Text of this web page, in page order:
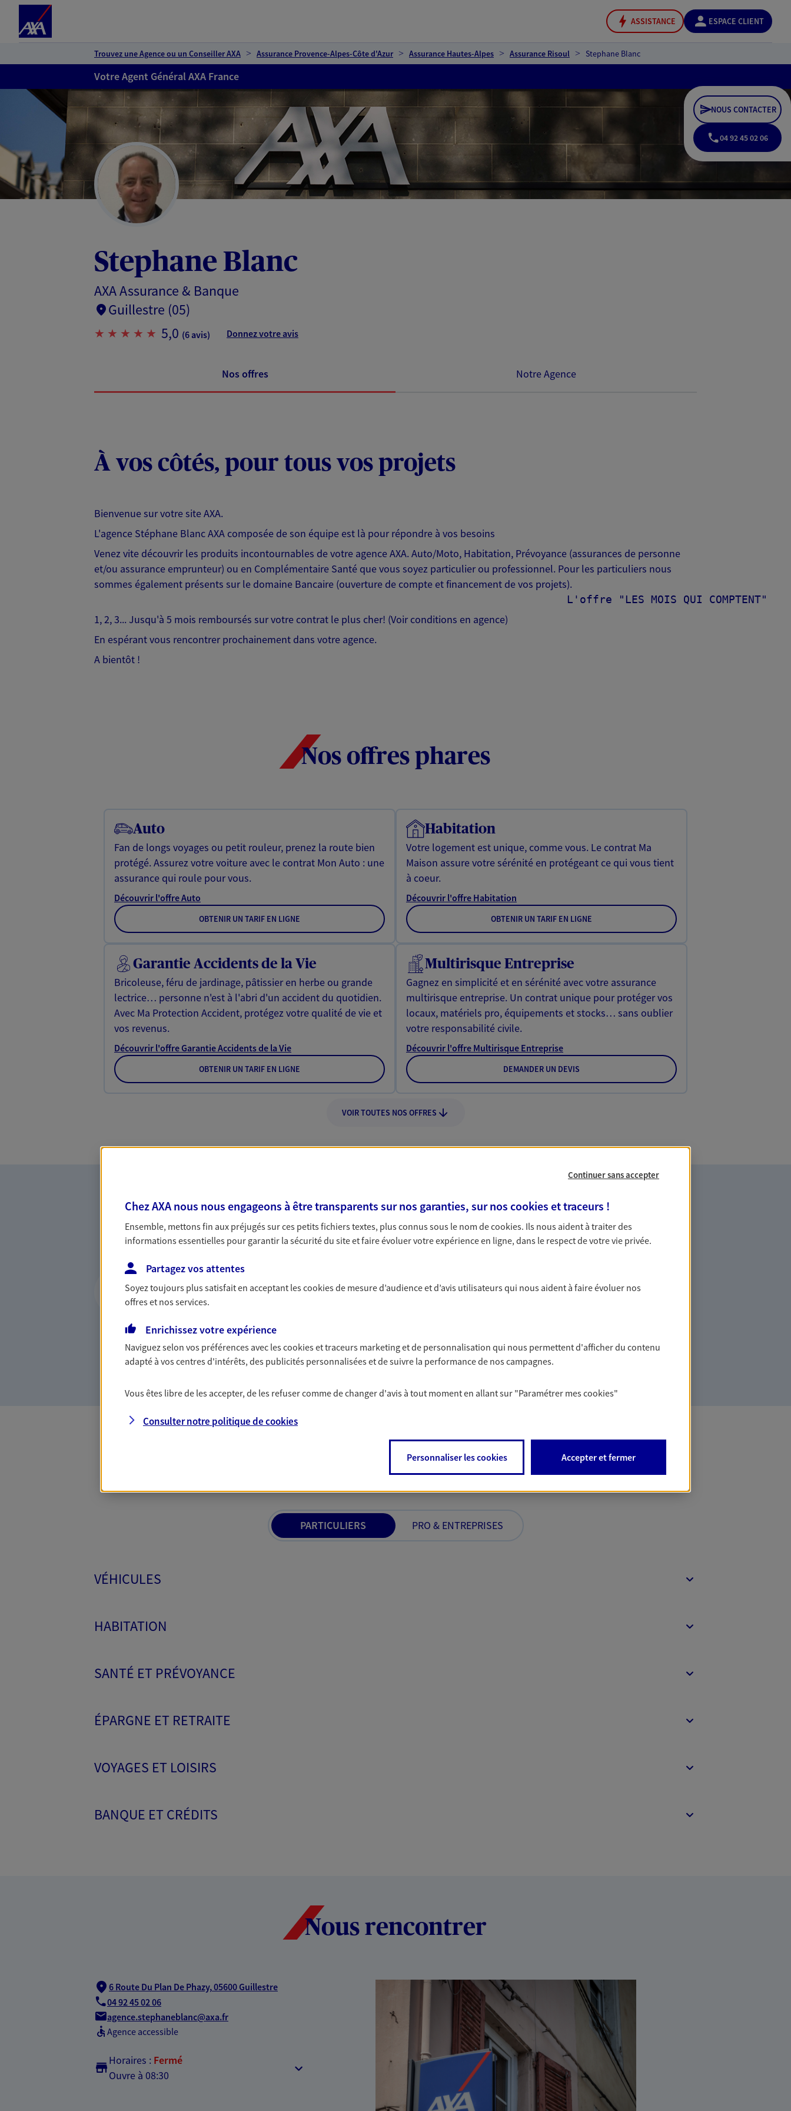
ASSISTANCE ESPACE CLIENT
Trouvez une Agence ou un Conseiller AXA Assurance Provence-Alpes-Côte d'Azur Assurance Hautes-Alpes Assurance Risoul Stephane Blanc
Votre Agent Général AXA France
Stephane Blanc
AXA Assurance & Banque
Guillestre (05)
5,0 (6 avis) Donnez votre avis
NOUS CONTACTER
04 92 45 02 06
Nos offres Notre Agence
À vos côtés, pour tous vos projets
Bienvenue sur votre site AXA.
L'agence Stéphane Blanc AXA composée de son équipe est là pour répondre à vos besoins
Venez vite découvrir les produits incontournables de votre agence AXA. Auto/Moto, Habitation, Prévoyance (assurances de personne
et/ou assurance emprunteur) ou en Complémentaire Santé que vous soyez particulier ou professionnel. Pour les particuliers nous
sommes également présents sur le domaine Bancaire (ouverture de compte et financement de vos projets).
1, 2, 3... Jusqu'à 5 mois remboursés sur votre contrat le plus cher! (Voir conditions en agence)
En espérant vous rencontrer prochainement dans votre agence.
A bientôt !
Nos offres phares
Auto
Fan de longs voyages ou petit rouleur, prenez la route bien
protégé. Assurez votre voiture avec le contrat Mon Auto : une
assurance qui roule pour vous.
Découvrir l'offre Auto
OBTENIR UN TARIF EN LIGNE
Habitation
Votre logement est unique, comme vous. Le contrat Ma
Maison assure votre sérénité en protégeant ce qui vous tient
à coeur.
Découvrir l'offre Habitation
OBTENIR UN TARIF EN LIGNE
Garantie Accidents de la Vie
Bricoleuse, féru de jardinage, pâtissier en herbe ou grande
lectrice… personne n'est à l'abri d'un accident du quotidien.
Avec Ma Protection Accident, protégez votre qualité de vie et
vos revenus.
Découvrir l'offre Garantie Accidents de la Vie
OBTENIR UN TARIF EN LIGNE
Multirisque Entreprise
Gagnez en simplicité et en sérénité avec votre assurance
multirisque entreprise. Un contrat unique pour protéger vos
locaux, matériels pro, équipements et stocks… sans oublier
votre responsabilité civile.
Découvrir l'offre Multirisque Entreprise
DEMANDER UN DEVIS
VOIR TOUTES NOS OFFRES
Nos expertises
Vous accompagner dans la durée et la
confiance
votre vie, c'est ainsi que nous concevons notre métier : dans
la confiance et la proximité. C'est en apprenant à vous
connaître que nous proposons de meilleures solutions.
entreprises
votre activité, vos collaborateurs... mais aussi vous-même et
votre famille.
Toutes nos offres Assurance & Banque
PARTICULIERS PRO & ENTREPRISES
VÉHICULES
HABITATION
SANTÉ ET PRÉVOYANCE
ÉPARGNE ET RETRAITE
VOYAGES ET LOISIRS
BANQUE ET CRÉDITS
Nous rencontrer
6 Route Du Plan De Phazy,05600 Guillestre
04 92 45 02 06
agence.stephaneblanc@axa.fr
Agence accessible
Horaires : Fermé
Ouvre à 08:30
Continuer sans accepter
Chez AXA nous nous engageons à être transparents sur nos garanties, sur nos cookies et traceurs !
Ensemble, mettons fin aux préjugés sur ces petits fichiers textes, plus connus sous le nom decookies. Ils nous aident à traiter des
informations essentielles pour garantir la sécurité du site et faire évoluer votre expérience en ligne, dans le respect de votre vie privée.
Partagez vos attentes
Soyez toujours plus satisfait en acceptant lescookiesde mesure d’audience et d’avis utilisateurs qui nous aident à faire évoluer nos
offres et nos services.
Enrichissez votre expérience
Naviguez selon vos préférences avec lescookies et traceurs marketing et de personnalisation qui nous permettent d'afficher du contenu
adapté à vos centres d'intérêts, des publicités personnalisées et de suivre la performance de nos campagnes.
Vous êtes libre de les accepter, de les refuser comme de changer d'avis à tout moment en allant sur "Paramétrer mescookies"
Consulter notre politique decookies
Personnaliser les cookies Accepter et fermer